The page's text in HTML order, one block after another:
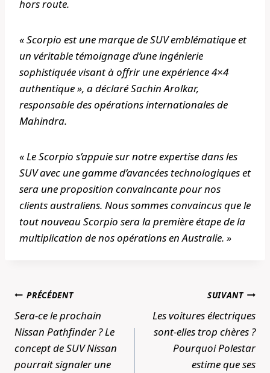
hors route.
« Scorpio est une marque de SUV emblématique et
un véritable témoignage d’une ingénierie
sophistiquée visant à offrir une expérience 4×4
authentique », a déclaré Sachin Arolkar,
responsable des opérations internationales de
Mahindra.
« Le Scorpio s’appuie sur notre expertise dans les
SUV avec une gamme d’avancées technologiques et
sera une proposition convaincante pour nos
clients australiens. Nous sommes convaincus que le
tout nouveau Scorpio sera la première étape de la
multiplication de nos opérations en Australie. »
Navigation
de
l’article
PRÉCÉDENT
Sera-ce le prochain
Nissan Pathfinder ? Le
concept de SUV Nissan
pourrait signaler une
SUIVANT
Les voitures électriques
sont-elles trop chères ?
Pourquoi Polestar
estime que ses